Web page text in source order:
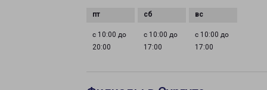
с 10:00 до
20:00
с 10:00 до
17:00
с 10:00 до
17:00